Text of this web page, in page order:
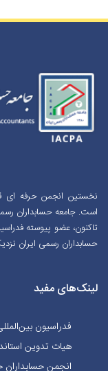
نخستین انجمن حرفه ای
حسابداران رسمی ایران
لینک‌های مفید
فدراسیون
هیات تدوین
انجمن حسابداران